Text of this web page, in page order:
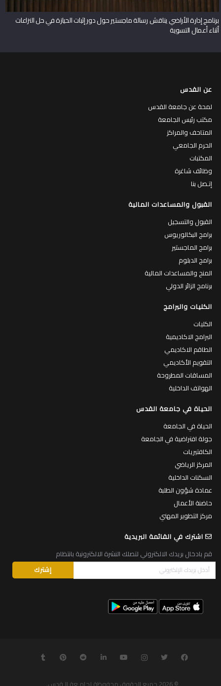
برنامج إدارة الأراضي يناقش رسالة ماجستير حول دور إثبات الحيازة في حل النزاعات
أثناء أعمال التسوية
عن القدس
لمحة عن جامعة القدس
مكتب رئيس الجامعة
المتاحف والمراكز
الحرم الجامعي
المكتبات
وظائف شاغرة
إتـصل بنا
القبول والمساعدات المالية
القبول والتسجيل
برامج البكالوريوس
برامج الماجستير
برامج الدبلوم
المنح والمساعدات المالية
برنامج الزائر الدولي
الكليات والبرامج
الكليات
البرامج الاكاديمية
الطاقم الاكاديمي
التقويم الأكاديمي
المساقات المطروحة
الهواتف الداخلية
الحياة في جامعة القدس
الحياة في الجامعة
جولة افتراضية في الجامعة
الكافتيريات
المركز الرياضي
السكنات الداخلية
عمادة شؤون الطلبة
حاضنة الأعمال
مركز التطوير المهني
اشترك في القائمة البريدية
قم بادخال بريدك الالكتروني لتصلك النشرة الالكترونية بانتظام